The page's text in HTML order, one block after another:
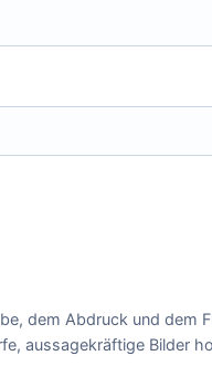
dem Abdruck und dem
aussagekräftige Bilder